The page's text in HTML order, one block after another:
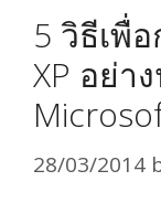
5 วิธีเพื่
XP อย่า
28/03/2014